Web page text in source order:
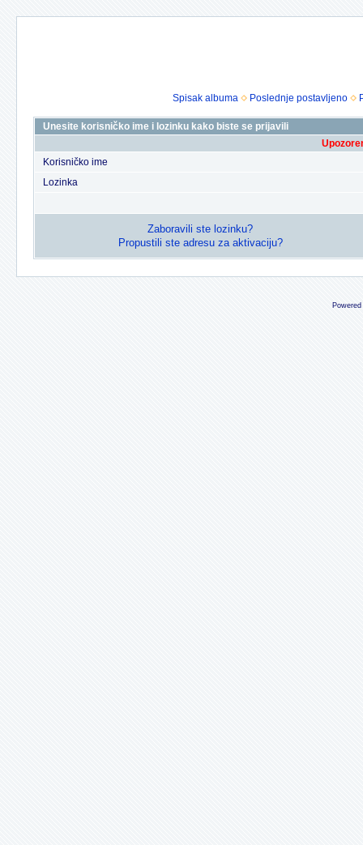
Spisak albuma Poslednje postavljeno
Unesite korisničko ime i lozinku kako biste se prijavili
Korisničko ime
Lozinka
Zaboravili ste lozinku?
Propustili ste adresu za aktivaciju?